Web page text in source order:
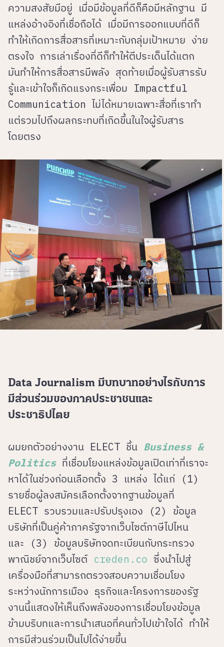
ความสงสัยมีอยู่ เมื่อมีข้อมูลที่ดีก็คือมีหลักฐาน มี
แหล่งอ้างอิงที่เชื่อถือได้ เมื่อมีการออกแบบที่ดีก็
ทำให้เกิดการสื่อสารที่เหมาะกับกลุ่มเป้าหมาย ง่าย
ตรงใจ การเล่าเรื่องที่ดีก็ทำให้ตีประเด็นได้แตก
มันทำให้การสื่อสารมีพลัง สุดท้ายเมื่อผู้รับสารรับ
รู้และเข้าใจก็เกิดแรงกระเพื่อม Impactful
Communication ไม่ได้หมายเฉพาะสื่อที่เราทำ
แต่รวมไปถึงผลกระทบที่เกิดขึ้นในใจผู้รับสาร
โดยตรง
Data Journalism มีบทบาทอย่างไรกับการ
มีส่วนร่วมของภาคประชาชนและ
ประชาธิปไตย
ผมยกตัวอย่างงาน ELECT ชิ้น Business &
Politicsที่เชื่อมโยงแหล่งข้อมูลเปิดเท่าที่เราจะ
หาได้ในช่วงก่อนเลือกตั้ง 3 แหล่ง ได้แก่ (1)
รายชื่อผู้ลงสมัครเลือกตั้งจากฐานข้อมูลที่
ELECT รวบรวมและปรับปรุงเอง (2) ข้อมูล
บริษัทที่เป็นคู่ค้าภาครัฐจากเว็บไซต์ภาษีไปไหน
และ (3) ข้อมูลบริษัทจดทะเบียนกับกระทรวง
พาณิชย์จากเว็บไซต์ creden.co ซึ่งนำไปสู่
เครื่องมือที่สามารถตรวจสอบความเชื่อมโยง
ระหว่างนักการเมือง ธุรกิจและโครงการของรัฐ
งานนี้แสดงให้เห็นถึงพลังของการเชื่อมโยงข้อมูล
ข้ามบริบทและการนำเสนอที่คนทั่วไปเข้าใจได้ ทำให้
การมีส่วนร่วมเป็นไปได้ง่ายขึ้น